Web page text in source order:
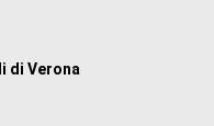
di Verona